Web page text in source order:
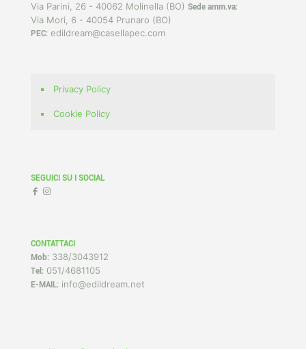
Via Parini, 26 - 40062 Molinella (BO) Sede amm.va:
Via Mori, 6 - 40054 Prunaro (BO)
PEC: edildream@casellapec.com
Privacy Policy
Cookie Policy
SEGUICI SU I SOCIAL
CONTATTACI
Mob: 338/3043912
Tel: 051/4681105
E-MAIL: info@edildream.net